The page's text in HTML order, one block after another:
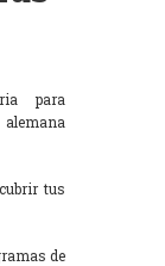
para
tus
de